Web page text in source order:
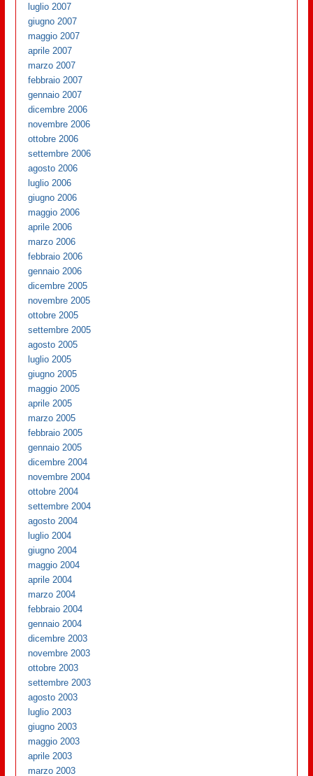
luglio 2007
giugno 2007
maggio 2007
aprile 2007
marzo 2007
febbraio 2007
gennaio 2007
dicembre 2006
novembre 2006
ottobre 2006
settembre 2006
agosto 2006
luglio 2006
giugno 2006
maggio 2006
aprile 2006
marzo 2006
febbraio 2006
gennaio 2006
dicembre 2005
novembre 2005
ottobre 2005
settembre 2005
agosto 2005
luglio 2005
giugno 2005
maggio 2005
aprile 2005
marzo 2005
febbraio 2005
gennaio 2005
dicembre 2004
novembre 2004
ottobre 2004
settembre 2004
agosto 2004
luglio 2004
giugno 2004
maggio 2004
aprile 2004
marzo 2004
febbraio 2004
gennaio 2004
dicembre 2003
novembre 2003
ottobre 2003
settembre 2003
agosto 2003
luglio 2003
giugno 2003
maggio 2003
aprile 2003
marzo 2003